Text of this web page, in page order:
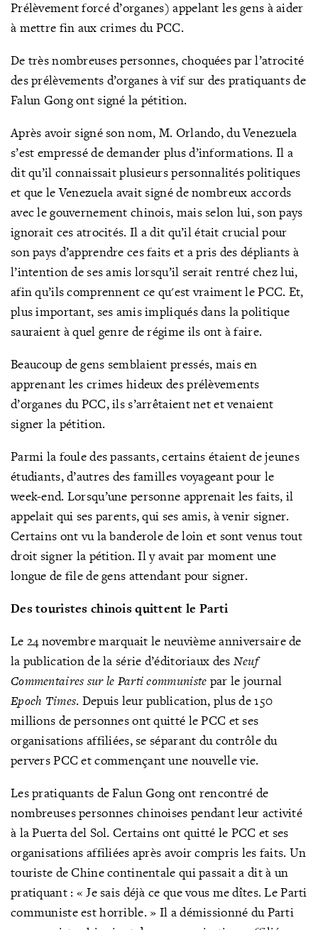
Prélèvement forcé d’organes) appelant les gens à aider
à mettre fin aux crimes du PCC.
De très nombreuses personnes, choquées par l’atrocité
des prélèvements d’organes à vif sur des pratiquants de
Falun Gong ont signé la pétition.
Après avoir signé son nom, M. Orlando, du Venezuela
s’est empressé de demander plus d’informations. Il a
dit qu’il connaissait plusieurs personnalités politiques
et que le Venezuela avait signé de nombreux accords
avec le gouvernement chinois, mais selon lui, son pays
ignorait ces atrocités. Il a dit qu’il était crucial pour
son pays d’apprendre ces faits et a pris des dépliants à
l’intention de ses amis lorsqu’il serait rentré chez lui,
afin qu’ils comprennent ce qu'est vraiment le PCC. Et,
plus important, ses amis impliqués dans la politique
sauraient à quel genre de régime ils ont à faire.
Beaucoup de gens semblaient pressés, mais en
apprenant les crimes hideux des prélèvements
d’organes du PCC, ils s’arrêtaient net et venaient
signer la pétition.
Parmi la foule des passants, certains étaient de jeunes
étudiants, d’autres des familles voyageant pour le
week-end. Lorsqu’une personne apprenait les faits, il
appelait qui ses parents, qui ses amis, à venir signer.
Certains ont vu la banderole de loin et sont venus tout
droit signer la pétition. Il y avait par moment une
longue de file de gens attendant pour signer.
Des touristes chinois quittent le Parti
Le 24 novembre marquait le neuvième anniversaire de
la publication de la série d’éditoriaux des Neuf
Commentaires sur le Parti communiste par le journal
Epoch Times. Depuis leur publication, plus de 150
millions de personnes ont quitté le PCC et ses
organisations affiliées, se séparant du contrôle du
pervers PCC et commençant une nouvelle vie.
Les pratiquants de Falun Gong ont rencontré de
nombreuses personnes chinoises pendant leur activité
à la Puerta del Sol. Certains ont quitté le PCC et ses
organisations affiliées après avoir compris les faits. Un
touriste de Chine continentale qui passait a dit à un
pratiquant : « Je sais déjà ce que vous me dîtes. Le Parti
communiste est horrible. » Il a démissionné du Parti